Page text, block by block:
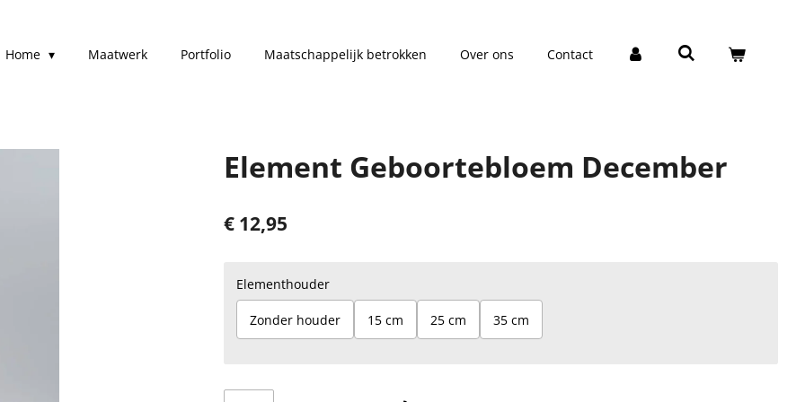
Home Maatwerk Portfolio Maatschappelijk betrokken Over ons Contact
Element Geboortebloem December
€ 12,95
Elementhouder
Zonder houder 15 cm 25 cm 35 cm